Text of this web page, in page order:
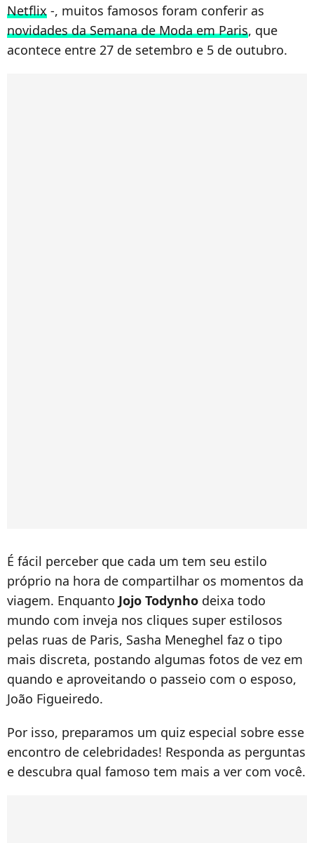
Netflix -, muitos famosos foram conferir as
novidades da Semana de Moda em Paris, que
acontece entre 27 de setembro e 5 de outubro.
É fácil perceber que cada um tem seu estilo
próprio na hora de compartilhar os momentos da
viagem. Enquanto Jojo Todynho deixa todo
mundo com inveja nos cliques super estilosos
pelas ruas de Paris, Sasha Meneghel faz o tipo
mais discreta, postando algumas fotos de vez em
quando e aproveitando o passeio com o esposo,
João Figueiredo.
Por isso, preparamos um quiz especial sobre esse
encontro de celebridades! Responda as perguntas
e descubra qual famoso tem mais a ver com você.